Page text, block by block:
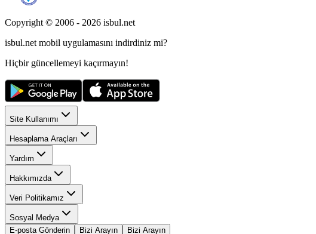
Copyright © 2006 - 2026 isbul.net
isbul.net mobil uygulamasını indirdiniz mi?
Hiçbir güncellemeyi kaçırmayın!
Site Kullanımı
Hesaplama Araçları
Yardım
Hakkımızda
Veri Politikamız
Sosyal Medya
E-posta Gönderin
Bizi Arayın Bizi Arayın